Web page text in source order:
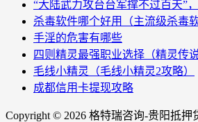
“大陆武力攻台台军撑不过百天”
杀毒软件哪个好用（主流级杀毒
手淫的危害有哪些
四则精灵最强职业选择（精灵传
毛线小精灵（毛线小精灵2攻略）
成都信用卡提现攻略
Copyright © 2026 格特瑞咨询-贵阳抵押